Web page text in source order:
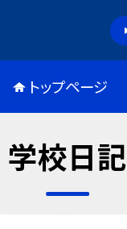
トップページ
学校日記